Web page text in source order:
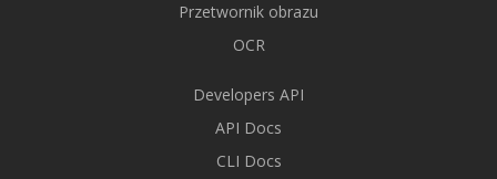
Przetwornik obrazu
OCR
Developers API
API Docs
CLI Docs